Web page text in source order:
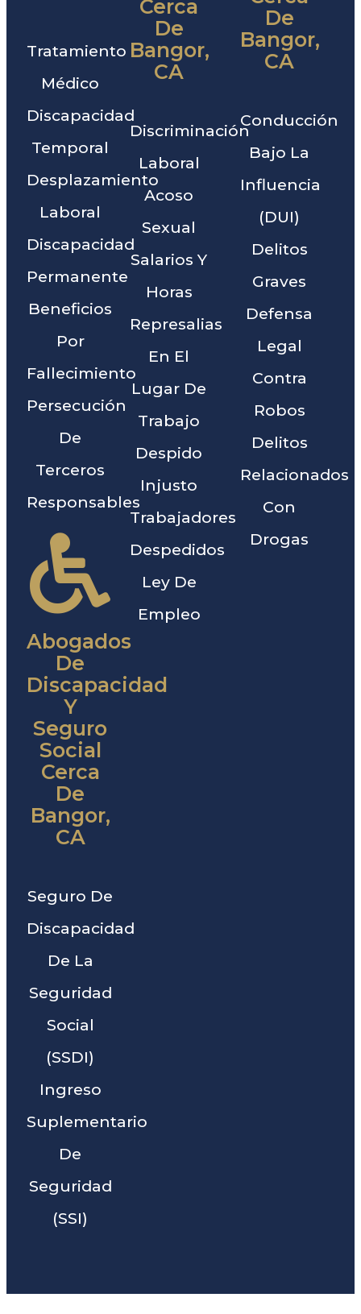
Tratamiento
Médico
Discapacidad
Temporal
Desplazamiento
Laboral
Discapacidad
Permanente
Beneficios
Por
Fallecimiento
Persecución
De
Terceros
Responsables
Abogados
De
Discapacidad
Y
Seguro
Social
Cerca
De
Bangor,
CA
Seguro De
Discapacidad
De La
Seguridad
Social
(SSDI)
Ingreso
Suplementario
De
Seguridad
(SSI)
Cerca
De
Bangor,
CA
Discriminación
Laboral
Acoso
Sexual
Salarios Y
Horas
Represalias
En El
Lugar De
Trabajo
Despido
Injusto
Trabajadores
Despedidos
Ley De
Empleo
De
Bangor,
CA
Conducción
Bajo La
Influencia
(DUI)
Delitos
Graves
Defensa
Legal
Contra
Robos
Delitos
Relacionados
Con
Drogas